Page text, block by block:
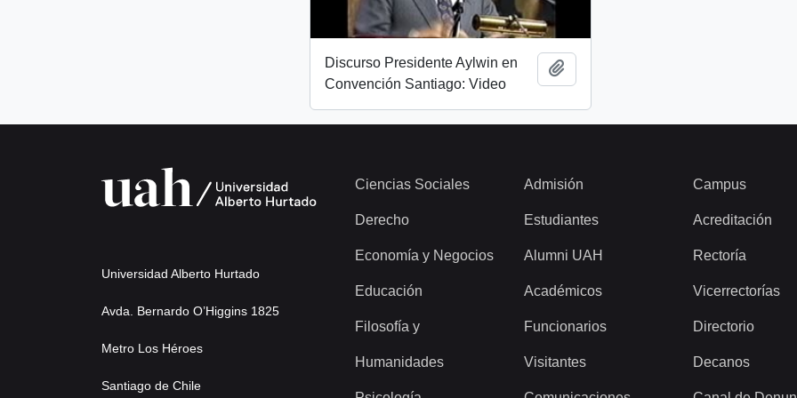
Discurso Presidente Aylwin en
Convención Santiago: Video
Universidad Alberto Hurtado
Avda. Bernardo O’Higgins 1825
Metro Los Héroes
Santiago de Chile
Ciencias Sociales
Derecho
Economía y Negocios
Educación
Filosofía y
Humanidades
Admisión
Estudiantes
Alumni UAH
Académicos
Funcionarios
Visitantes
Campus
Acreditación
Rectoría
Vicerrectorías
Directorio
Decanos